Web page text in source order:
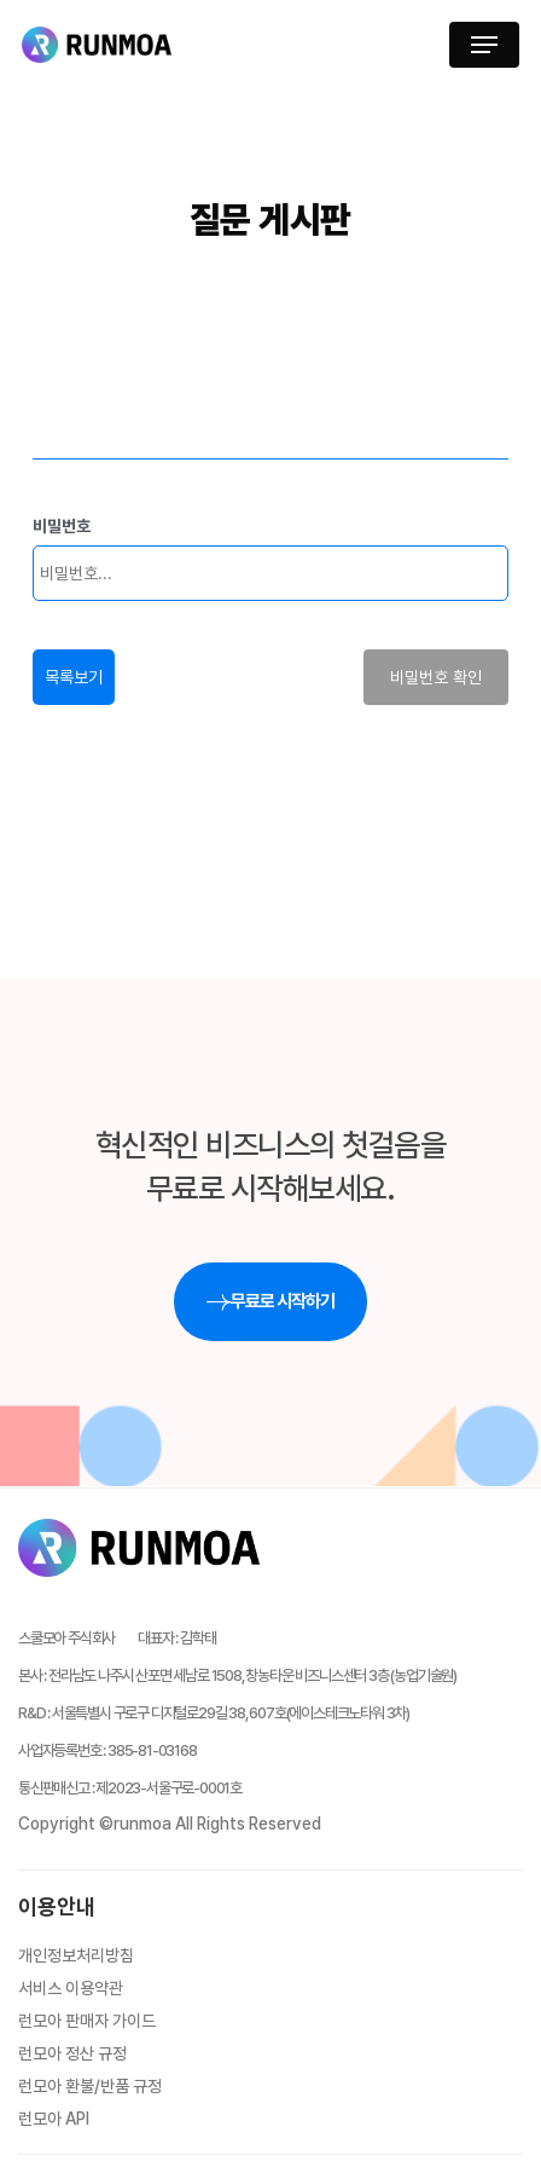
Menu
질문 게시판
비밀번호
목록보기 비밀번호 확인
혁신적인 비즈니스의 첫걸음을
무료로 시작해보세요.
무료로 시작하기
스쿨모아 주식회사 대표자:김학태
본사:전라남도 나주시 산포면 세남로 1508, 창농타운 비즈니스센터 3층 (농업기술원)
R&D:서울특별시 구로구 디지털로29길 38, 607호(에이스테크노타워 3차)
사업자등록번호:385-81-03168
통신판매신고:제2023-서울구로-0001호
Copyright ©runmoa All Rights Reserved
이용안내
개인정보처리방침
서비스 이용약관
런모아 판매자 가이드
런모아 정산 규정
런모아 환불/반품 규정
런모아 API